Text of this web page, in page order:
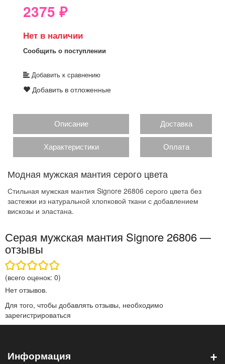
2375 ₽
Нет в наличии
Сообщить о поступлении
Добавить к сравнению
Добавить в отложенные
Описание Доставка
Характеристики Оплата
Модная мужская мантия серого цвета
Стильная мужская мантия Signore 26806 серого цвета без
застежки из натуральной хлопковой ткани с добавлением
вискозы и эластана.
Серая мужская мантия Signore 26806 —
отзывы
(всего оценок: 0)
Нет отзывов.
Для того, чтобы добавлять отзывы, необходимо
зарегистрироваться
Информация +